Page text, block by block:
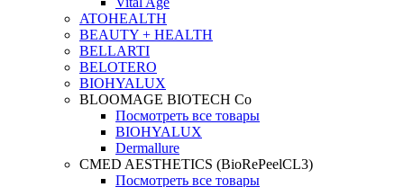
ATOHEALTH
BEAUTY + HEALTH
BELLARTI
BELOTERO
BIOHYALUX
BLOOMAGE BIOTECH Co
Посмотреть все товары
BIOHYALUX
Dermallure
CMED AESTHETICS (BioRePeelCL3)
Посмотреть все товары